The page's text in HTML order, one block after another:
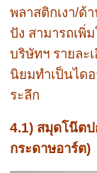
พลาสติกเงา/ด้
ปัง สามารถเพิ่
บริษัทฯ รายละ
นิยมทำเป็นได
ระลึก
4.1) สมุดโน๊ต
กระดาษอาร์ต)